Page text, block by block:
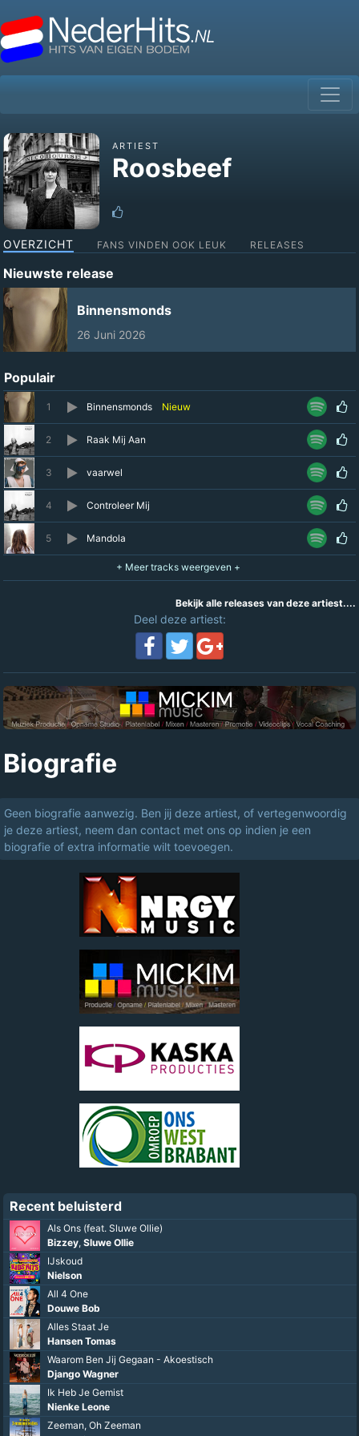
ARTIEST
Roosbeef
OVERZICHT FANS VINDEN OOK LEUK RELEASES
Nieuwste release
Binnensmonds
26 Juni 2026
Populair
1 Binnensmonds Nieuw
2 Raak Mij Aan
3 vaarwel
4 Controleer Mij
5 Mandola
Bekijk alle releases van deze artiest....
Deel deze artiest:
Biografie
Geen biografie aanwezig. Ben jij deze artiest, of vertegenwoordig
je deze artiest, neem dan contact met ons op indien je een
biografie of extra informatie wilt toevoegen.
Recent beluisterd
Als Ons (feat. Sluwe Ollie)
Bizzey, Sluwe Ollie
IJskoud
Nielson
All 4 One
Douwe Bob
Alles Staat Je
Hansen Tomas
Waarom Ben Jij Gegaan - Akoestisch
Django Wagner
Ik Heb Je Gemist
Nienke Leone
Zeeman, Oh Zeeman